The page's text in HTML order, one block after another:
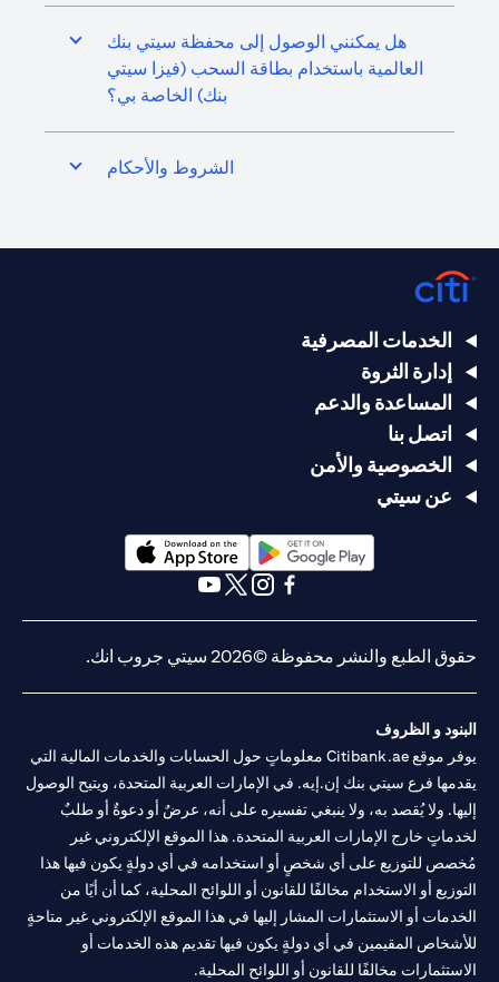
هل يمكنني الوصول إلى محفظة سيتي بنك
العالمية باستخدام بطاقة السحب (فيزا سيتي
بنك) الخاصة بي؟
الشروط والأحكام
الخدمات المصرفية
إدارة الثروة
المساعدة والدعم
اتصل بنا
الخصوصية والأمن
عن سيتي
(opens in a new tab)
حقوق الطبع والنشر محفوظة ©2026 سيتي جروب انك.
البنود و الظروف
يوفر موقع Citibank.ae معلوماتٍ حول الحسابات والخدمات المالية التي
يقدمها فرع سيتي بنك إن.إيه. في الإمارات العربية المتحدة، ويتيح الوصول
إليها. ولا يُقصد به، ولا ينبغي تفسيره على أنه، عرضٌ أو دعوةٌ أو طلبٌ
لخدماتٍ خارج الإمارات العربية المتحدة. هذا الموقع الإلكتروني غير
مُخصص للتوزيع على أي شخصٍ أو استخدامه في أي دولةٍ يكون فيها هذا
التوزيع أو الاستخدام مخالفًا للقانون أو اللوائح المحلية، كما أن أيًا من
الخدمات أو الاستثمارات المشار إليها في هذا الموقع الإلكتروني غير متاحةٍ
للأشخاص المقيمين في أي دولةٍ يكون فيها تقديم هذه الخدمات أو
الاستثمارات مخالفًا للقانون أو اللوائح المحلية.